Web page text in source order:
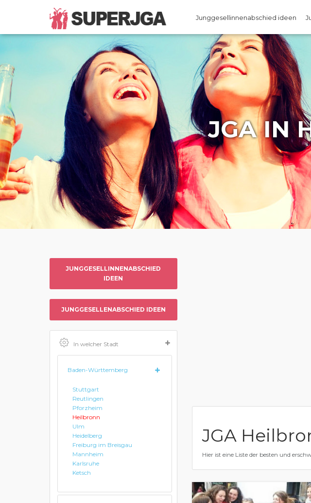
Junggesellinnenabschied ideen
JGA IN
JUNGGESELLINNENABSCHIED
IDEEN
JUNGGESELLENABSCHIED IDEEN
In welcher Stadt
Baden-Württemberg
Stuttgart
Reutlingen
Pforzheim
Heilbronn
Ulm
Heidelberg
Freiburg im Breisgau
Mannheim
Karlsruhe
Ketsch
JGA
Hier ist eine Liste der besten und